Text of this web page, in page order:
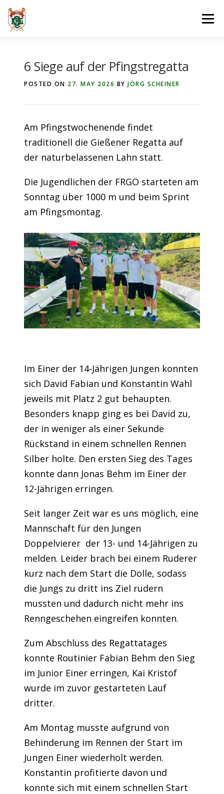
Skip
to
content
Menu
BREITEN­SPORT TERMINE
6 Siege auf der Pfingstregatta
POSTED ON 27. MAY 2026 BYJÖRG SCHEINER
Am Pfingstwochenende findet
traditionell die Gießener Regatta auf
der naturbelassenen Lahn statt.
Die Jugendlichen der FRGO starteten am
Sonntag über 1000 m und beim Sprint
am Pfingsmontag.
Im Einer der 14-Jährigen Jungen konnten
sich David Fabian und Konstantin Wahl
jeweils mit Platz 2 gut behaupten.
Besonders knapp ging es bei David zu,
der in weniger als einer Sekunde
Rückstand in einem schnellen Rennen
Silber holte. Den ersten Sieg des Tages
konnte dann Jonas Behm im Einer der
12-Jährigen erringen.
Seit langer Zeit war es uns möglich, eine
Mannschaft für den Jungen
Doppelvierer der 13- und 14-Jährigen zu
melden. Leider brach bei einem Ruderer
kurz nach dem Start die Dolle, sodass
die Jungs zu dritt ins Ziel rudern
mussten und dadurch nicht mehr ins
Renngeschehen eingreifen konnten.
Zum Abschluss des Regattatages
konnte Routinier Fabian Behm den Sieg
im Junior Einer erringen, Kai Kristof
wurde im zuvor gestarteten Lauf
dritter.
Am Montag musste aufgrund von
Behinderung im Rennen der Start im
Jungen Einer wiederholt werden.
Konstantin profitierte davon und
konnte sich mit einem schnellen Start